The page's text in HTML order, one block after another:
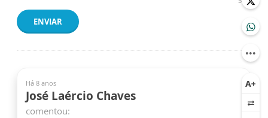
ENVIAR
Há 8 anos
José Laércio Chaves
comentou: